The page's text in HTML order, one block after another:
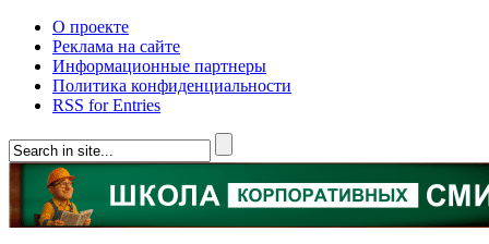
О проекте
Реклама на сайте
Информационные партнеры
Политика конфиденциальности
RSS for Entries